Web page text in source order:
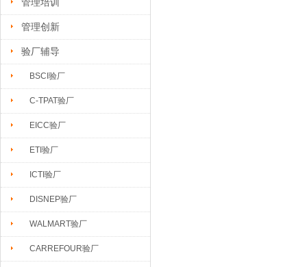
管理创新
验厂辅导
BSCI验厂
C-TPAT验厂
EICC验厂
ETI验厂
ICTI验厂
DISNEP验厂
WALMART验厂
CARREFOUR验厂